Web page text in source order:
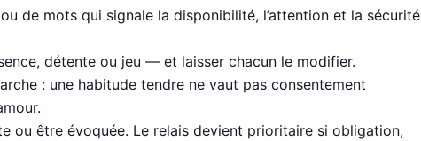
de mots qui signale la disponibilité, l’attention et la sécurité
détente ou jeu — et laisser chacun le modifier.
: une habitude tendre ne vaut pas consentement
ou être évoquée. Le relais devient prioritaire si obligation,